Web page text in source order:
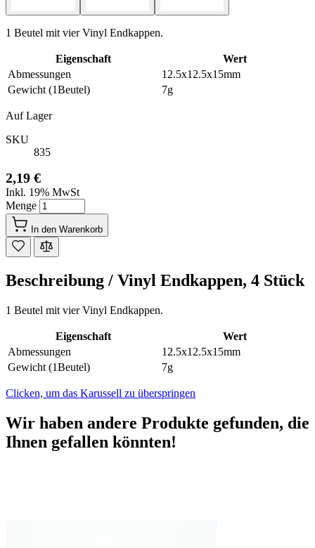
1 Beutel mit vier Vinyl Endkappen.
Eigenschaft
Wert
Abmessungen
12.5x12.5x15mm
Gewicht (1Beutel)
7g
Auf Lager
SKU
835
2,19 €
Inkl. 19% MwSt
Menge
In den Warenkorb
Beschreibung / Vinyl Endkappen, 4 Stück
1 Beutel mit vier Vinyl Endkappen.
Eigenschaft
Wert
Abmessungen
12.5x12.5x15mm
Gewicht (1Beutel)
7g
Clicken, um das Karussell zu überspringen
Wir haben andere Produkte gefunden, die
Ihnen gefallen könnten!